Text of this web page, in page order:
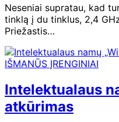
Neseniai supratau, kad
tinklą į du tinklus, 2,4
Priežastis…
IŠMANŪS ĮRENGINIAI
Intelektualaus
atkūrimas